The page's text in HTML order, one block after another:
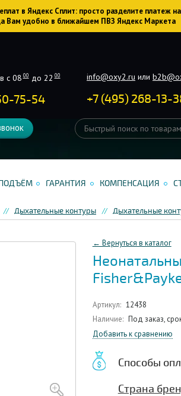
в Яндекс Сплит: просто разделите платеж
Вам удобно в ближайшем ПВЗ Яндекс Маркета
с 08 00до 22 00
75-54
info@oxy2.ru или
+7 (495) 268-13-
ГАРАНТИЯ КОМПЕНСАЦИЯ
Дыхательные контуры Дыхательные
← Вернуться в каталог
Артикул: 12438
Наличие: Под заказ,
Добавить к сравнению
Способы
Страна